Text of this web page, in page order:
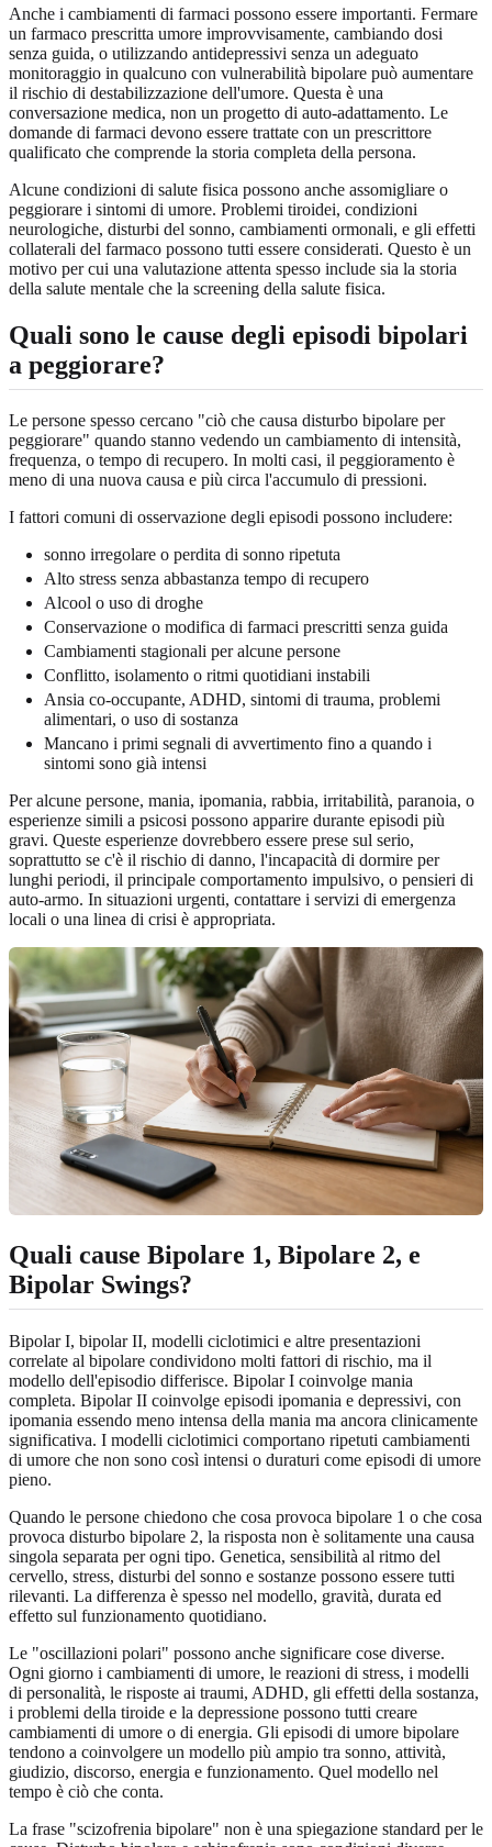
Anche i cambiamenti di farmaci possono essere importanti. Fermare
un farmaco prescritta umore improvvisamente, cambiando dosi
senza guida, o utilizzando antidepressivi senza un adeguato
monitoraggio in qualcuno con vulnerabilità bipolare può aumentare
il rischio di destabilizzazione dell'umore. Questa è una
conversazione medica, non un progetto di auto-adattamento. Le
domande di farmaci devono essere trattate con un prescrittore
qualificato che comprende la storia completa della persona.
Alcune condizioni di salute fisica possono anche assomigliare o
peggiorare i sintomi di umore. Problemi tiroidei, condizioni
neurologiche, disturbi del sonno, cambiamenti ormonali, e gli effetti
collaterali del farmaco possono tutti essere considerati. Questo è un
motivo per cui una valutazione attenta spesso include sia la storia
della salute mentale che la screening della salute fisica.
Quali sono le cause degli episodi bipolari
a peggiorare?
Le persone spesso cercano "ciò che causa disturbo bipolare per
peggiorare" quando stanno vedendo un cambiamento di intensità,
frequenza, o tempo di recupero. In molti casi, il peggioramento è
meno di una nuova causa e più circa l'accumulo di pressioni.
I fattori comuni di osservazione degli episodi possono includere:
sonno irregolare o perdita di sonno ripetuta
Alto stress senza abbastanza tempo di recupero
Alcool o uso di droghe
Conservazione o modifica di farmaci prescritti senza guida
Cambiamenti stagionali per alcune persone
Conflitto, isolamento o ritmi quotidiani instabili
Ansia co-occupante, ADHD, sintomi di trauma, problemi
alimentari, o uso di sostanza
Mancano i primi segnali di avvertimento fino a quando i
sintomi sono già intensi
Per alcune persone, mania, ipomania, rabbia, irritabilità, paranoia, o
esperienze simili a psicosi possono apparire durante episodi più
gravi. Queste esperienze dovrebbero essere prese sul serio,
soprattutto se c'è il rischio di danno, l'incapacità di dormire per
lunghi periodi, il principale comportamento impulsivo, o pensieri di
auto-armo. In situazioni urgenti, contattare i servizi di emergenza
locali o una linea di crisi è appropriata.
Quali cause Bipolare 1, Bipolare 2, e
Bipolar Swings?
Bipolar I, bipolar II, modelli ciclotimici e altre presentazioni
correlate al bipolare condividono molti fattori di rischio, ma il
modello dell'episodio differisce. Bipolar I coinvolge mania
completa. Bipolar II coinvolge episodi ipomania e depressivi, con
ipomania essendo meno intensa della mania ma ancora clinicamente
significativa. I modelli ciclotimici comportano ripetuti cambiamenti
di umore che non sono così intensi o duraturi come episodi di umore
pieno.
Quando le persone chiedono che cosa provoca bipolare 1 o che cosa
provoca disturbo bipolare 2, la risposta non è solitamente una causa
singola separata per ogni tipo. Genetica, sensibilità al ritmo del
cervello, stress, disturbi del sonno e sostanze possono essere tutti
rilevanti. La differenza è spesso nel modello, gravità, durata ed
effetto sul funzionamento quotidiano.
Le "oscillazioni polari" possono anche significare cose diverse.
Ogni giorno i cambiamenti di umore, le reazioni di stress, i modelli
di personalità, le risposte ai traumi, ADHD, gli effetti della sostanza,
i problemi della tiroide e la depressione possono tutti creare
cambiamenti di umore o di energia. Gli episodi di umore bipolare
tendono a coinvolgere un modello più ampio tra sonno, attività,
giudizio, discorso, energia e funzionamento. Quel modello nel
tempo è ciò che conta.
La frase "scizofrenia bipolare" non è una spiegazione standard per le